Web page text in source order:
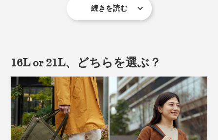
続きを読む
16L or 21L、どちらを選ぶ？